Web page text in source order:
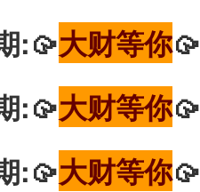
:🥠大财等你🥠
:🥠大财等你🥠
:🥠大财等你🥠